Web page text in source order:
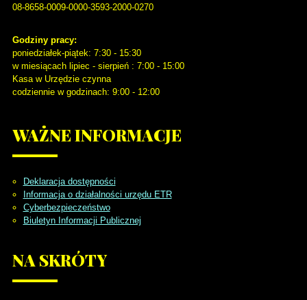
08-8658-0009-0000-3593-2000-0270
Godziny pracy:
poniedziałek-piątek: 7:30 - 15:30
w miesiącach lipiec - sierpień : 7:00 - 15:00
Kasa w Urzędzie czynna
codziennie w godzinach: 9:00 - 12:00
WAŻNEINFORMACJE
Deklaracja dostępności
Informacja o działalności urzędu ETR
Cyberbezpieczeństwo
Biuletyn Informacji Publicznej
NA SKRÓTY